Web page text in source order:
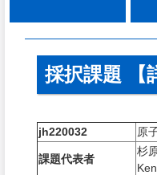
採択課題 【
jh220032 原
課題代表者
杉